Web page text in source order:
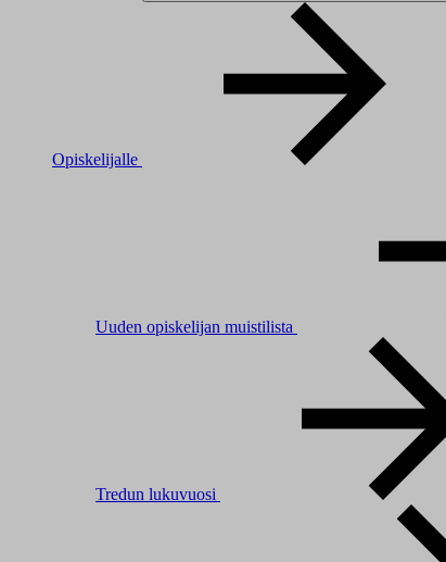
Opiskelijalle
Uuden opiskelijan muistilista
Tredun lukuvuosi